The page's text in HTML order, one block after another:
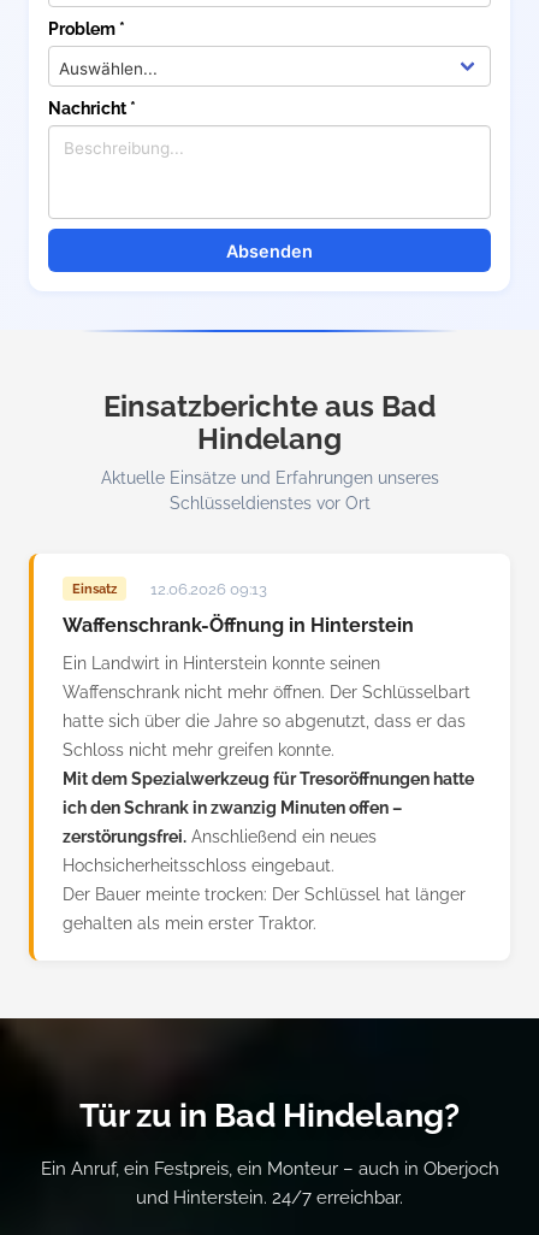
Problem *
Nachricht *
Absenden
Einsatzberichte aus Bad
Hindelang
Aktuelle Einsätze und Erfahrungen unseres
Schlüsseldienstes vor Ort
Einsatz 12.06.2026 09:13
Waffenschrank-Öffnung in Hinterstein
Ein Landwirt in Hinterstein konnte seinen
Waffenschrank nicht mehr öffnen. Der Schlüsselbart
hatte sich über die Jahre so abgenutzt, dass er das
Schloss nicht mehr greifen konnte.
Mit dem Spezialwerkzeug für Tresoröffnungen hatte
ich den Schrank in zwanzig Minuten offen –
zerstörungsfrei. Anschließend ein neues
Hochsicherheitsschloss eingebaut.
Der Bauer meinte trocken: Der Schlüssel hat länger
gehalten als mein erster Traktor.
Tür zu in Bad Hindelang?
Ein Anruf, ein Festpreis, ein Monteur – auch in Oberjoch
und Hinterstein. 24/7 erreichbar.